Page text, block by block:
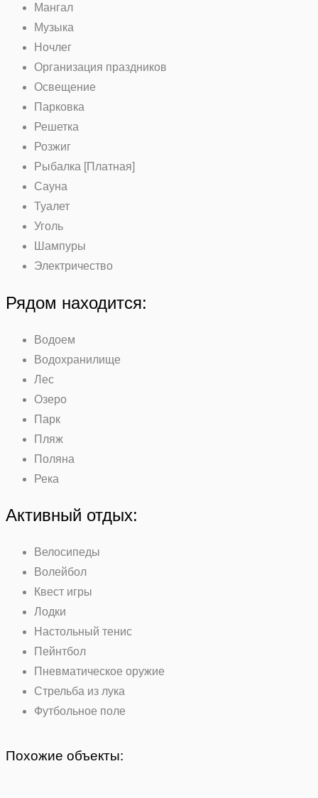
Мангал
Музыка
Ночлег
Организация праздников
Освещение
Парковка
Решетка
Розжиг
Рыбалка [Платная]
Сауна
Туалет
Уголь
Шампуры
Электричество
Рядом находится:
Водоем
Водохранилище
Лес
Озеро
Парк
Пляж
Поляна
Река
Активный отдых:
Велосипеды
Волейбол
Квест игры
Лодки
Настольный тенис
Пейнтбол
Пневматическое оружие
Стрельба из лука
Футбольное поле
Похожие объекты: